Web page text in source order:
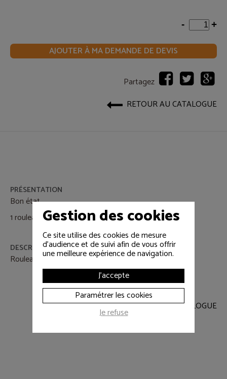
- +
AJOUTER À MA DEMANDE DE DEVIS
Partagez
RETOUR AU CATALOGUE
PRÉSENTATION
Bon état.
1 rouleau disponible.
DESCRIPTIF
Rouleau UTP flex 100m Ctg 5 Patch Cable
RETOUR AU CATALOGUE
Gestion des cookies
Ce site utilise des cookies de mesure
d'audience et de suivi afin de vous offrir
une meilleure expérience de navigation.
J'accepte
Paramétrer les cookies
Je refuse